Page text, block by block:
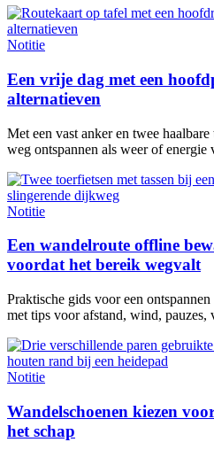
Notitie
Een vrije dag met een
alternatieven
Met een vast anker en twee
weg ontspannen als weer of energie
Notitie
Een wandelroute offline
voordat het bereik wegvalt
Praktische gids voor een
met tips voor afstand, wind, pauzes,
Notitie
Wandelschoenen kiezen
het schap